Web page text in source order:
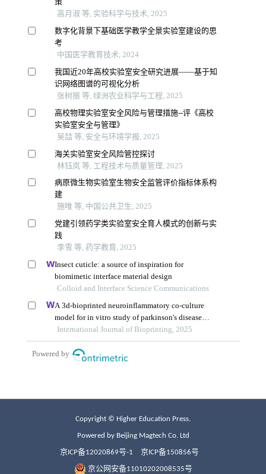
Copyright © Higher Education Press.
Powered by Beijing Magtech Co. Ltd
京ICP备12020869号-1 京ICP备150856号
京公网安备11010202008535号